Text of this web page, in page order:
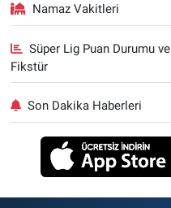
Namaz Vakitleri
Süper Lig Puan Durumu ve
Fikstür
Son Dakika Haberleri